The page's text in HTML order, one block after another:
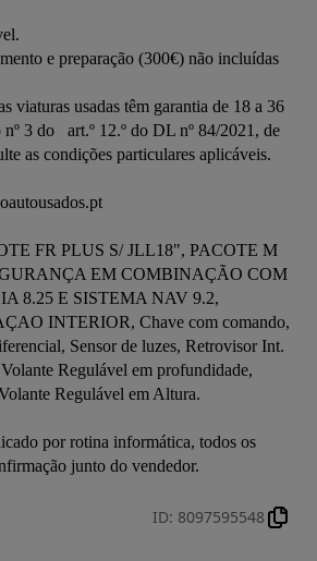
e preparação (300€) não incluídas
viaturas usadas têm garantia de 18 a 36
nº 3 do   art.º 12.º do DL nº 84/2021, de
as condições particulares aplicáveis.
FR PLUS S/ JLL18", PACOTE M
EM COMBINAÇÃO COM
8.25 E SISTEMA NAV 9.2,
INTERIOR, Chave com comando,
Sensor de luzes, Retrovisor Int.
Regulável em profundidade,
Regulável em Altura.
por rotina informática, todos os
junto do vendedor.
ID: 8097595548